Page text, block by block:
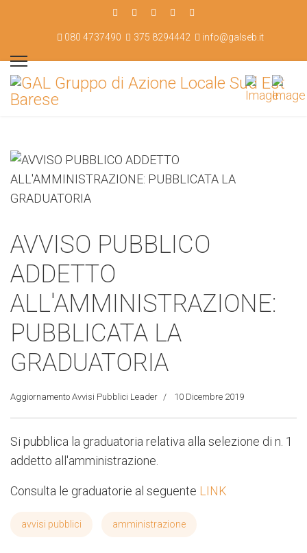
080 4737490 375 8294442 info@galseb.it
AVVISO PUBBLICO
ADDETTO
ALL'AMMINISTRAZIONE:
PUBBLICATA LA
GRADUATORIA
Aggiornamento Avvisi Pubblici Leader 10 Dicembre 2019
Si pubblica la graduatoria relativa alla selezione di n. 1
addetto all'amministrazione.
Consulta le graduatorie al seguente LINK
avvisi pubblici amministrazione